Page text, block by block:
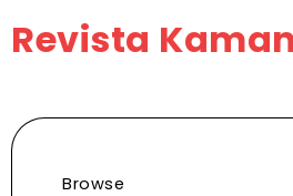
Revista
Browse